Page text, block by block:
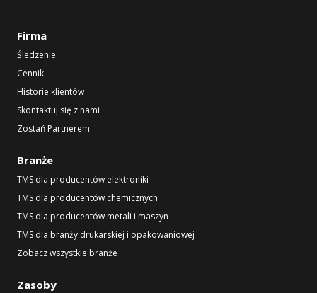
Firma
Śledzenie
Cennik
Historie klientów
Skontaktuj się z nami
Zostań Partnerem
Branże
TMS dla producentów elektroniki
TMS dla producentów chemicznych
TMS dla producentów metali i maszyn
TMS dla branży drukarskiej i opakowaniowej
Zobacz wszystkie branże
Zasoby